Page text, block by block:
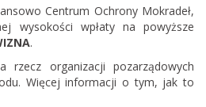
Centrum Ochrony Mokradeł,
wysokości wpłaty na powyższe
.
rzecz organizacji pozarządowych
Więcej informacji o tym, jak to